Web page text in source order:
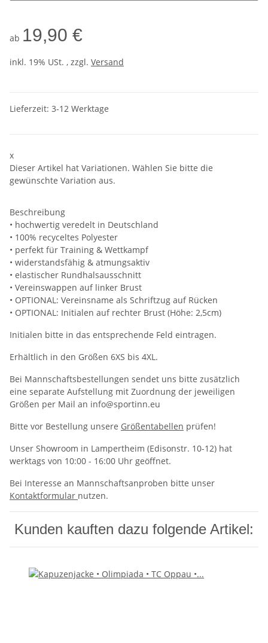
ab 19,90 €
inkl. 19% USt. , zzgl. Versand
Lieferzeit: 3-12 Werktage
x
Dieser Artikel hat Variationen. Wählen Sie bitte die
gewünschte Variation aus.
Beschreibung
• hochwertig veredelt in Deutschland
• 100% recyceltes Polyester
• perfekt für Training & Wettkampf
• widerstandsfähig & atmungsaktiv
• elastischer Rundhalsausschnitt
• Vereinswappen auf linker Brust
• OPTIONAL: Vereinsname als Schriftzug auf Rücken
• OPTIONAL: Initialen auf rechter Brust (Höhe: 2,5cm)
Initialen bitte in das entsprechende Feld eintragen.
Erhältlich in den Größen 6XS bis 4XL.
Bei Mannschaftsbestellungen sendet uns bitte zusätzlich
eine separate Aufstellung mit Zuordnung der jeweiligen
Größen per Mail an info@sportinn.eu
Bitte vor Bestellung unsere Größentabellen prüfen!
Unser Showroom in Lampertheim (Edisonstr. 10-12) hat
werktags von 10:00 - 16:00 Uhr geöffnet.
Bei Interesse an Mannschaftsanproben bitte unser
Kontaktformular nutzen.
Kunden kauften dazu folgende Artikel: